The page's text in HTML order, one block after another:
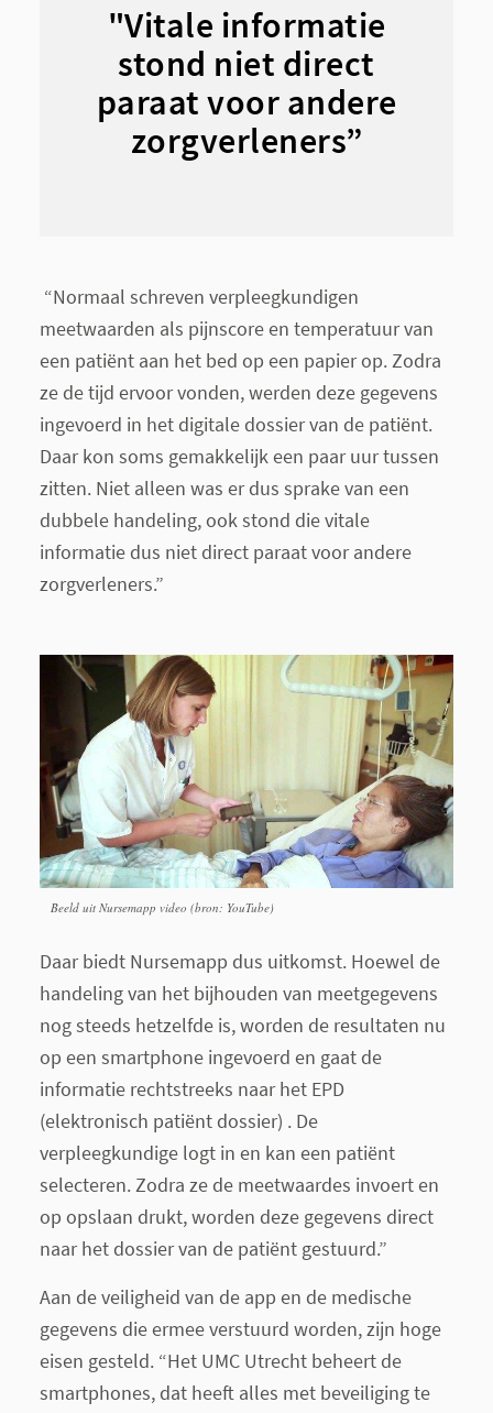
"Vitale informatie
stond niet direct
paraat voor andere
zorgverleners”
“Normaal schreven verpleegkundigen
meetwaarden als pijnscore en temperatuur van
een patiënt aan het bed op een papier op. Zodra
ze de tijd ervoor vonden, werden deze gegevens
ingevoerd in het digitale dossier van de patiënt.
Daar kon soms gemakkelijk een paar uur tussen
zitten. Niet alleen was er dus sprake van een
dubbele handeling, ook stond die vitale
informatie dus niet direct paraat voor andere
zorgverleners.”
Beeld uit Nursemapp video (bron: YouTube)
Daar biedt Nursemapp dus uitkomst. Hoewel de
handeling van het bijhouden van meetgegevens
nog steeds hetzelfde is, worden de resultaten nu
op een smartphone ingevoerd en gaat de
informatie rechtstreeks naar het EPD
(elektronisch patiënt dossier) . De
verpleegkundige logt in en kan een patiënt
selecteren. Zodra ze de meetwaardes invoert en
op opslaan drukt, worden deze gegevens direct
naar het dossier van de patiënt gestuurd.”
Aan de veiligheid van de app en de medische
gegevens die ermee verstuurd worden, zijn hoge
eisen gesteld. “Het UMC Utrecht beheert de
smartphones, dat heeft alles met beveiliging te